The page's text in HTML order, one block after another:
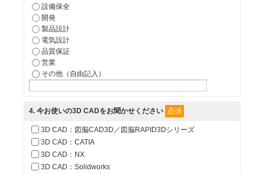
設備保全
開発
製品設計
電気設計
品質保証
営業
その他（自由記入）
4. 今お使いの3D CADをお聞かせください 必須
3D CAD：図脳CAD3D／図脳RAPID3Dシリーズ
3D CAD：CATIA
3D CAD：NX
3D CAD：Solidworks